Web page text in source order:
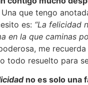
Una que tengo
es: “La felicidad
en la que caminas
me
todo resuelto para
no es solo una